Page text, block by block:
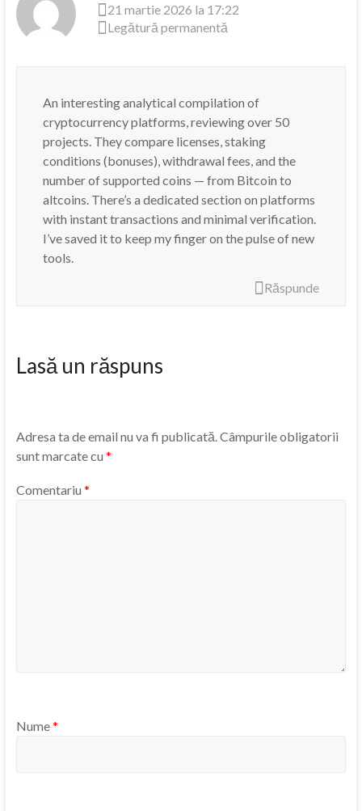
21 martie 2026 la 17:22
Legătură permanentă
An interesting analytical compilation of
cryptocurrency platforms, reviewing over 50
projects. They compare licenses, staking
conditions (bonuses), withdrawal fees, and the
number of supported coins — from Bitcoin to
altcoins. There’s a dedicated section on platforms
with instant transactions and minimal verification.
I’ve saved it to keep my finger on the pulse of new
tools.
Răspunde
Lasă un răspuns
Adresa ta de email nu va fi publicată.Câmpurile obligatorii
sunt marcate cu *
Comentariu *
Nume*